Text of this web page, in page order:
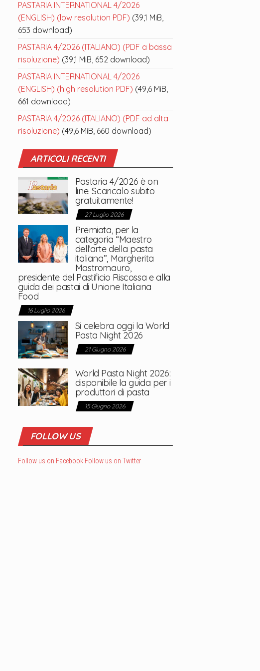
PASTARIA INTERNATIONAL 4/2026
(ENGLISH) (low resolution PDF) (39,1 MiB,
653 download)
PASTARIA 4/2026 (ITALIANO) (PDF a bassa
risoluzione) (39,1 MiB, 652 download)
PASTARIA INTERNATIONAL 4/2026
(ENGLISH) (high resolution PDF) (49,6 MiB,
661 download)
PASTARIA 4/2026 (ITALIANO) (PDF ad alta
risoluzione) (49,6 MiB, 660 download)
ARTICOLI RECENTI
Pastaria 4/2026 è on
line. Scaricalo subito
gratuitamente!
27 Luglio 2026
Premiata, per la
categoria “Maestro
dell’arte della pasta
italiana”, Margherita
Mastromauro,
presidente del Pastificio Riscossa e alla
guida dei pastai di Unione Italiana
Food
16 Luglio 2026
Si celebra oggi la World
Pasta Night 2026
21 Giugno 2026
World Pasta Night 2026:
disponibile la guida per i
produttori di pasta
15 Giugno 2026
FOLLOW US
Follow us on Facebook Follow us on Twitter